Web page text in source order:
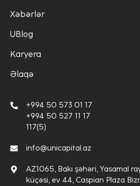
Xəbərlər
UBlog
Karyera
Əlaqə
+994 50 573 01 17
+994 50 527 11 17
117(5)
info@unicapital.az
AZ1065, Bakı şəhəri, Yasamal
küçəsi, ev 44, Caspian Plaza